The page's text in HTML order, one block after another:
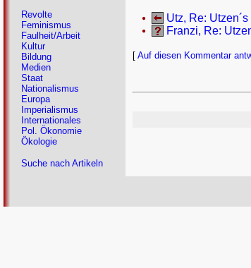
Utz, Re:
Franzi, Re:
[ Auf diesen Kommentar
Revolte
Feminismus
Faulheit/Arbeit
Kultur
Bildung
Medien
Staat
Nationalismus
Europa
Imperialismus
Internationales
Pol. Ökonomie
Ökologie
Suche nach Artikeln